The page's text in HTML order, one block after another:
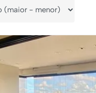
por